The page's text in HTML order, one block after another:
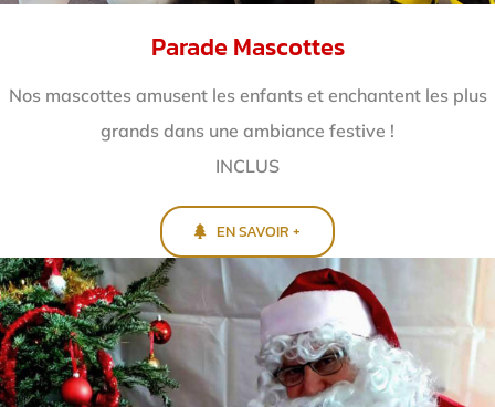
Parade Mascottes
Nos mascottes amusent les enfants et enchantent les plus
grands dans une ambiance festive !
INCLUS
EN SAVOIR +